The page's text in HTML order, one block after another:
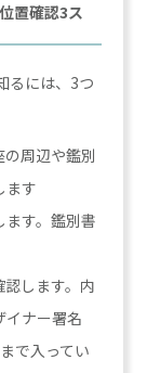
置確認3ス
るには、3つ
の周辺や鑑別
ます
ます。鑑別書
認します。内
ナー署名
で入ってい